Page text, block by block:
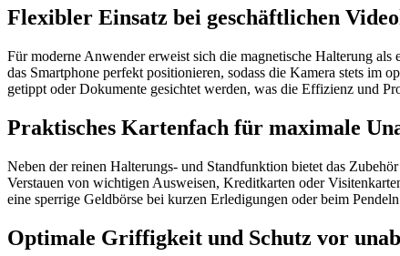
Flexibler Einsatz bei geschäftlichen
Für moderne Anwender erweist sich die magnetische Halterung
das Smartphone perfekt positionieren, sodass die Kamera stets
getippt oder Dokumente gesichtet werden, was die Effizienz und
Praktisches Kartenfach für maximale
Neben der reinen Halterungs- und Standfunktion bietet das
Verstauen von wichtigen Ausweisen, Kreditkarten oder
eine sperrige Geldbörse bei kurzen Erledigungen oder beim
Optimale Griffigkeit und Schutz vor